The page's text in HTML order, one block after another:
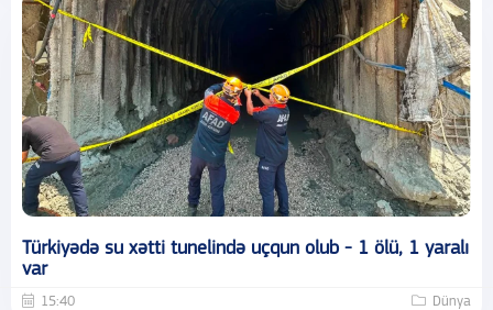
Türkiyədə su xətti tunelində uçqun olub - 1 ölü, 1 yaralı
var
15:40 Dünya